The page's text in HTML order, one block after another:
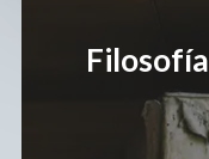
Filosofía